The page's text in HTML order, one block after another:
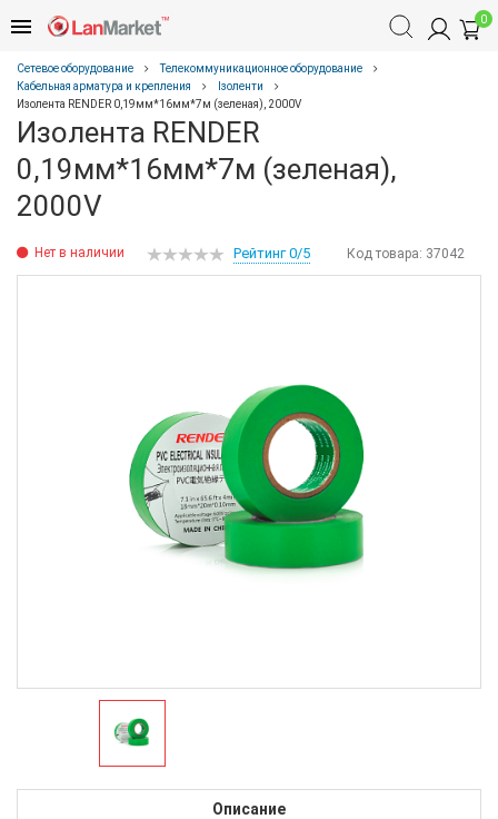
0
Сетевое оборудование
Телекоммуникационное оборудование
Кабельная арматура и крепления
Ізоленти
Изолента RENDER 0,19мм*16мм*7м (зеленая), 2000V
Изолента RENDER
0,19мм*16мм*7м (зеленая),
2000V
Нет в наличии Код товара: 37042
Рейтинг 0/5
Описание